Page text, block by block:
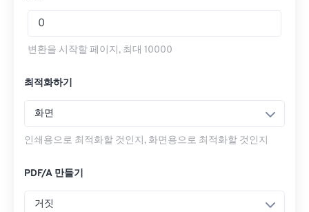
변환을 시작할 페이지, 최대 10000
최적화하기
화면
인쇄용으로 최적화할 것인지, 화면용으로 최적화할 것인지
PDF/A 만들기
거짓